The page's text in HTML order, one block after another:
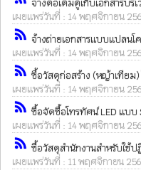
จ้างต่อเติมตู้เก็บเอกสารบริ
เผยแพร่วันที่ : 14 พฤศจิกายน
rss_feed จ้างถ่ายเอกสารแบบแปลนโค
เผยแพร่วันที่ : 14 พฤศจิกายน
rss_feed ซื้อวัสดุก่อสร้าง (หญ้าเทียม)
เผยแพร่วันที่ : 14 พฤศจิกายน
rss_feed ซื้อจัดซื้อโทรทัศน์ LED แบบ
เผยแพร่วันที่ : 14 พฤศจิกายน
rss_feed ซื้อวัสดุสำนักงานสำหรับใช้ป
เผยแพร่วันที่ : 11 พฤศจิกายน